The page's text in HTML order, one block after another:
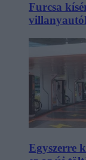
Furcsa
Egyszerre